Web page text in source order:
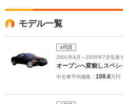
モデル一覧
4代目
2001年4月～2005年7月生産
オープンへ変貌しスペシ
中古車平均価格： 108.6万円